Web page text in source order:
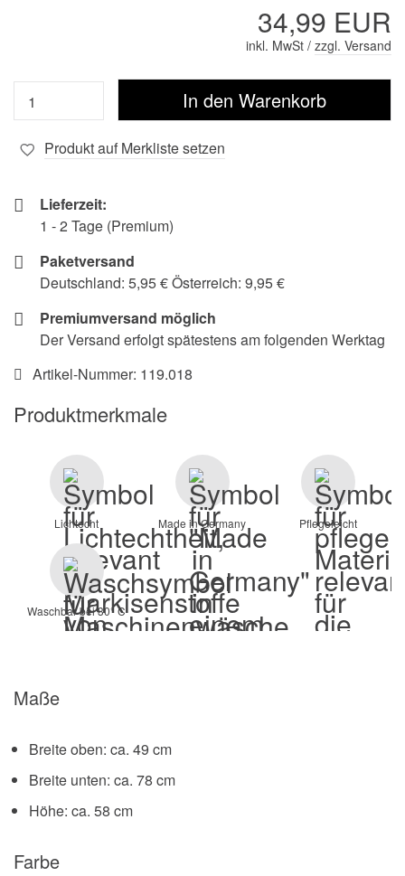
34,99 EUR
inkl. MwSt / zzgl. Versand
Produkt auf Merkliste setzen
Lieferzeit:
1 - 2 Tage (Premium)
Paketversand
Deutschland: 5,95 € Österreich: 9,95 €
Premiumversand möglich
Der Versand erfolgt spätestens am folgenden Werktag
Artikel-Nummer: 119.018
Produktmerkmale
Lichtecht Made in Germany Pflegeleicht
Waschbar bei 30° C
Maße
Breite oben: ca. 49 cm
Breite unten: ca. 78 cm
Höhe: ca. 58 cm
Farbe